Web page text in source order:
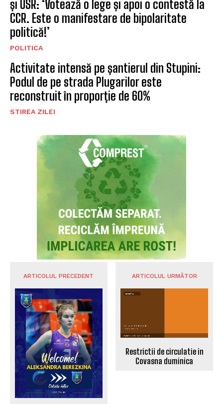
POLITICA
Senatori USR și PNL contestă la CCR legea
integrității invocând CEDO și CJUE
Lucian Rusu, PNL: România are nevoie de o
strategie energetică pe termen lung, nu de
reacții imediate
Adrian Câciu critică incoerența politică a PNL
și USR: ‘Votează o lege și apoi o contestă la
CCR. Este o manifestare de bipolaritate
Activitate intensă pe șantierul din Stupini:
Podul de pe strada Plugarilor este
reconstruit în proporție de 60%
STIREA ZILEI